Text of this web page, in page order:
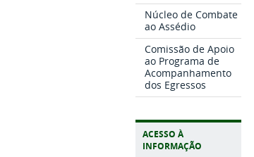
Núcleo de Combate
ao Assédio
Comissão de Apoio
ao Programa de
Acompanhamento
dos Egressos
ACESSO À
INFORMAÇÃO